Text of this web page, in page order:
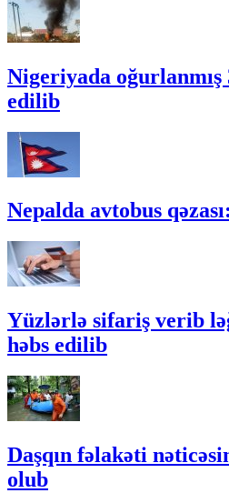
Nigeriyada oğurlanmış
edilib
Nepalda avtobus qəzası:
Yüzlərlə sifariş verib
həbs edilib
Daşqın fəlakəti
olub